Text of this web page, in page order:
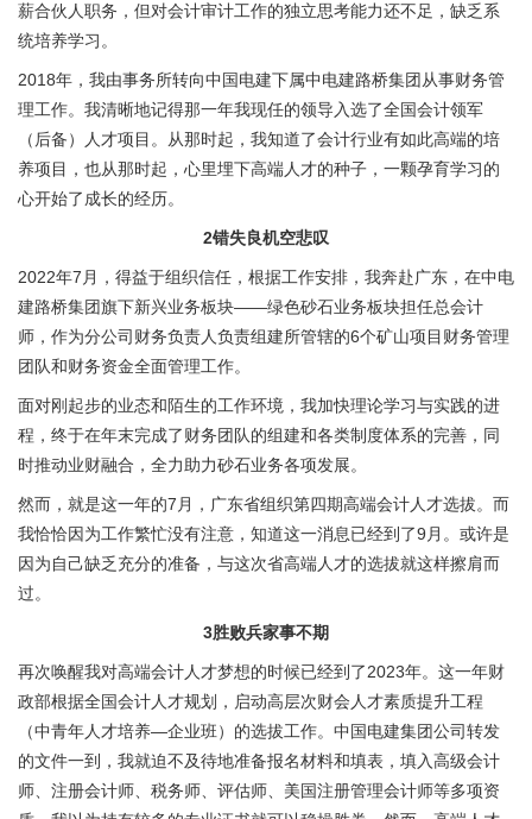
薪合伙人职务，但对会计审计工作的独立思考能力还不足，缺乏系
统培养学习。
2018年，我由事务所转向中国电建下属中电建路桥集团从事财务管
理工作。我清晰地记得那一年我现任的领导入选了全国会计领军
（后备）人才项目。从那时起，我知道了会计行业有如此高端的培
养项目，也从那时起，心里埋下高端人才的种子，一颗孕育学习的
心开始了成长的经历。
2错失良机空悲叹
2022年7月，得益于组织信任，根据工作安排，我奔赴广东，在中电
建路桥集团旗下新兴业务板块——绿色砂石业务板块担任总会计
师，作为分公司财务负责人负责组建所管辖的6个矿山项目财务管理
团队和财务资金全面管理工作。
面对刚起步的业态和陌生的工作环境，我加快理论学习与实践的进
程，终于在年末完成了财务团队的组建和各类制度体系的完善，同
时推动业财融合，全力助力砂石业务各项发展。
然而，就是这一年的7月，广东省组织第四期高端会计人才选拔。而
我恰恰因为工作繁忙没有注意，知道这一消息已经到了9月。或许是
因为自己缺乏充分的准备，与这次省高端人才的选拔就这样擦肩而
过。
3胜败兵家事不期
再次唤醒我对高端会计人才梦想的时候已经到了2023年。这一年财
政部根据全国会计人才规划，启动高层次财会人才素质提升工程
（中青年人才培养—企业班）的选拔工作。中国电建集团公司转发
的文件一到，我就迫不及待地准备报名材料和填表，填入高级会计
师、注册会计师、税务师、评估师、美国注册管理会计师等多项资